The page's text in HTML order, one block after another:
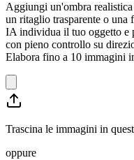
Aggiungi un'ombra
un ritaglio trasparente o
IA individua il tuo oggetto e
con pieno controllo su
Elabora fino a 10 immagini
Trascina le immagini in
oppure